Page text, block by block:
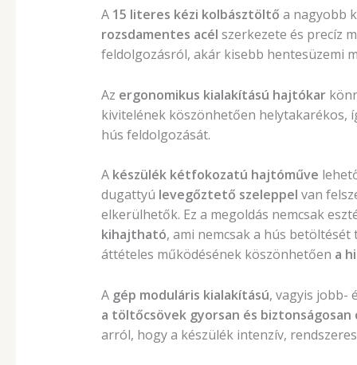
A 15 literes kézi kolbásztöltő a nagyobb
rozsdamentes acél szerkezete és precíz
feldolgozásról, akár kisebb hentesüzemi
Az ergonomikus kialakítású hajtókar
kivitelének köszönhetően helytakarékos,
hús feldolgozását.
A készülék kétfokozatú hajtóműve
dugattyú levegőztető szeleppel van
elkerülhetők. Ez a megoldás nemcsak
kihajtható, ami nemcsak a hús
áttételes működésének köszönhetően a
A gép moduláris kialakítású, vagyis jobb-
a töltőcsövek gyorsan és
arról, hogy a készülék intenzív,